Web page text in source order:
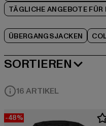
TÄGLICHE ANGEBOTE FÜR
ÜBERGANGSJACKEN
SORTIEREN
BELIEBTESTE
16 ARTIKEL
-48%